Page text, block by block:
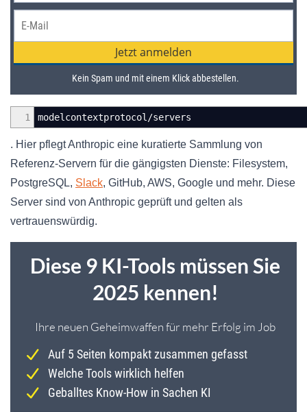
1 modelcontextprotocol/servers
. Hier pflegt Anthropic eine kuratierte Sammlung von
Referenz-Servern für die gängigsten Dienste: Filesystem,
PostgreSQL, Slack, GitHub, AWS, Google und mehr. Diese
Server sind von Anthropic geprüft und gelten als
vertrauenswürdig.